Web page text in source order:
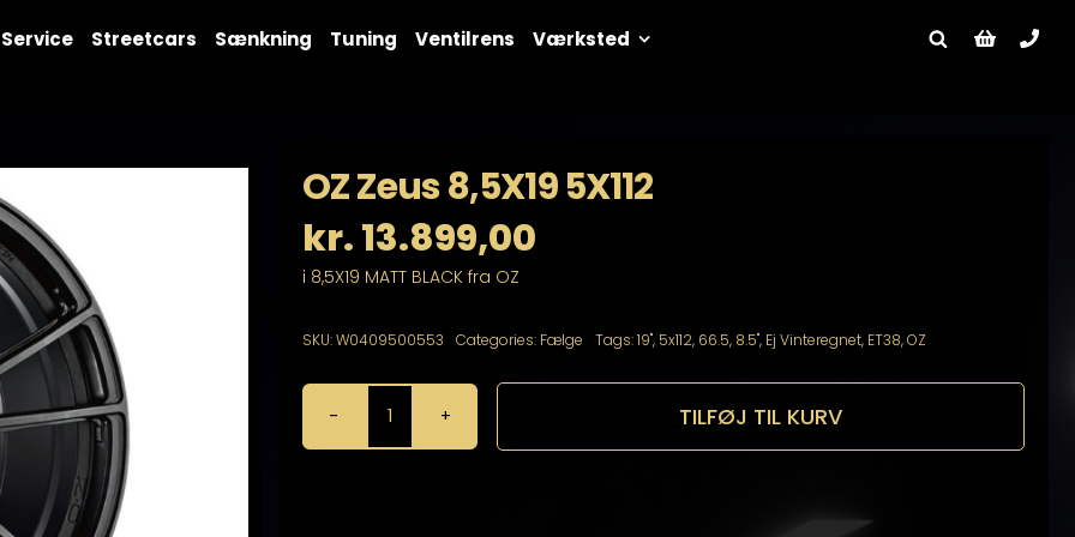
Service Streetcars Sænkning Tuning Ventilrens Værksted
OZ Zeus 8,5X19 5X112
kr.13.899,00
i 8,5X19 MATT BLACK fra OZ
SKU:W0409500553 Categories: Fælge Tags:19", 5x112, 66.5, 8.5", Ej Vinteregnet, ET38,OZ
OZ
Zeus
TILFØJ TIL KURV